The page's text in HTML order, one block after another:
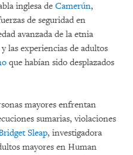
inglesa de Camerún,
de seguridad en
avanzada de la etnia
las experiencias de adultos
que habían sido desplazados
mayores enfrentan
sumarias, violaciones
Sleap, investigadora
mayores en Human